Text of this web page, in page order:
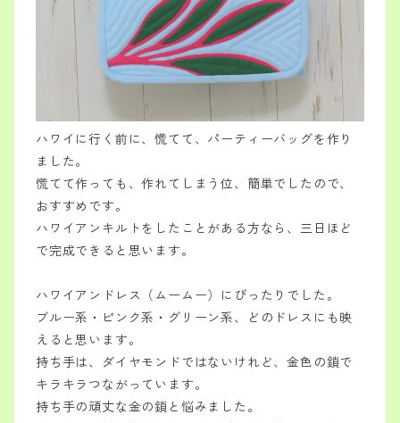
ハワイに行く前に、慌てて、パーティーバッグを作り
ました。
慌てて作っても、作れてしまう位、簡単でしたので、
おすすめです。
ハワイアンキルトをしたことがある方なら、三日ほど
で完成できると思います。
ハワイアンドレス（ムームー）にびったりでした。
ブルー系・ピンク系・グリーン系、どのドレスにも映
えると思います。
持ち手は、ダイヤモンドではないけれど、金色の鎖で
キラキラつながっています。
持ち手の頑丈な金の鎖と悩みました。